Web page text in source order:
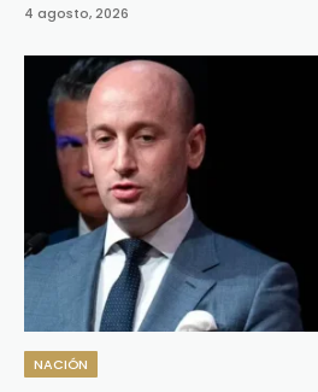
4 agosto, 2026
NACIÓN